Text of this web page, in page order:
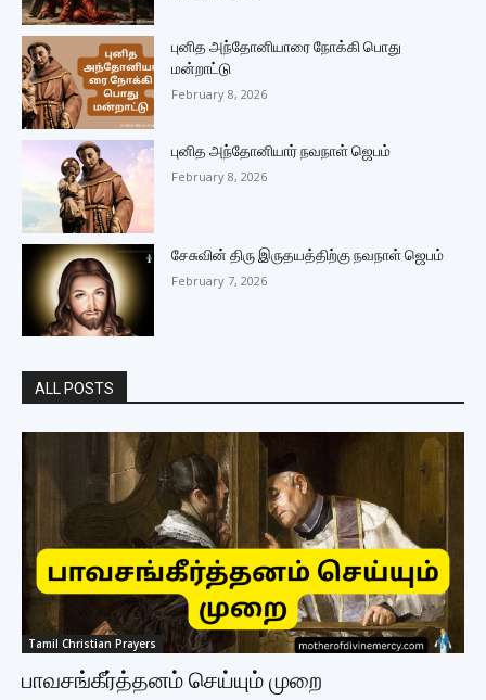
புனித அந்தோனியாரை நோக்கி பொது
மன்றாட்டு
February 8, 2026
புனித அந்தோனியார் நவநாள் ஜெபம்
February 8, 2026
சேசுவின் திரு இருதயத்திற்கு நவநாள் ஜெபம்
February 7, 2026
ALL POSTS
Tamil Christian Prayers
பாவசங்கீர்த்தனம் செய்யும் முறை